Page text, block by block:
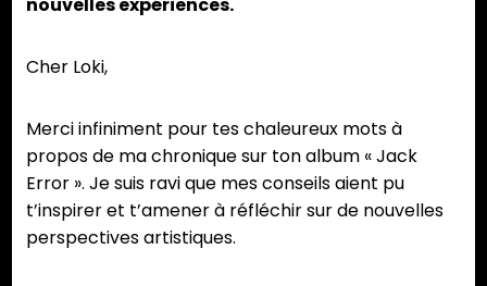
nouvelles expériences.
Cher Loki,
Merci infiniment pour tes chaleureux mots à
propos de ma chronique sur ton album « Jack
Error ». Je suis ravi que mes conseils aient pu
t’inspirer et t’amener à réfléchir sur de nouvelles
perspectives artistiques.